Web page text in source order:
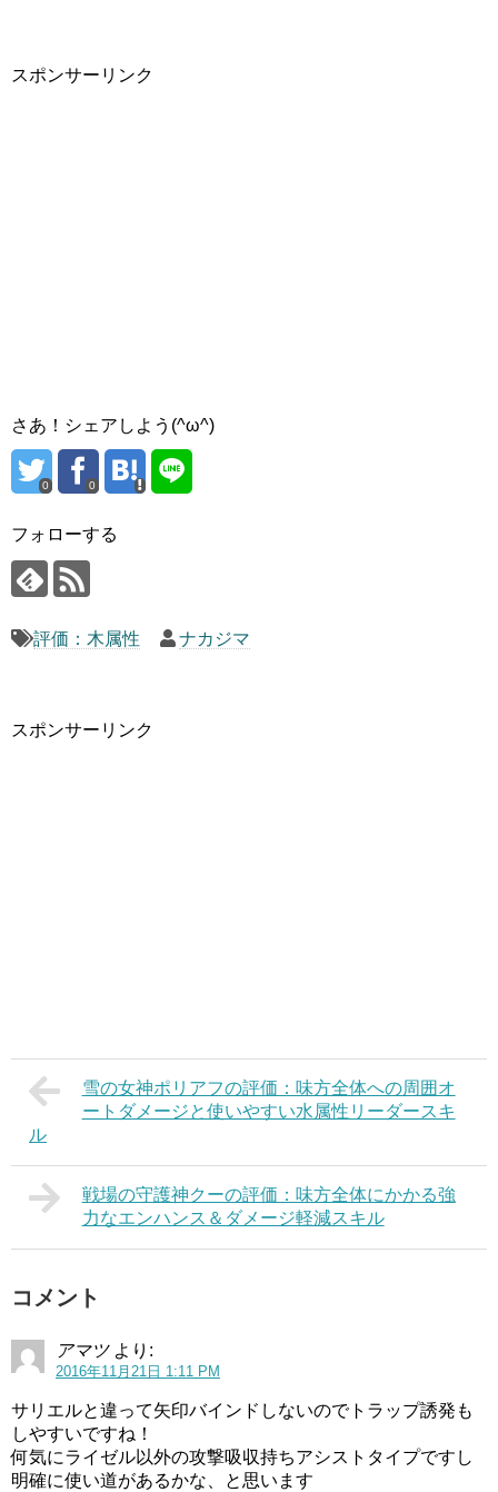
スポンサーリンク
さあ！シェアしよう(^ω^)
0 0
フォローする
評価：木属性 ナカジマ
スポンサーリンク
雪の女神ポリアフの評価：味方全体への周囲オ
ートダメージと使いやすい水属性リーダースキ
ル
戦場の守護神クーの評価：味方全体にかかる強
力なエンハンス＆ダメージ軽減スキル
コメント
アマツ より:
2016年11月21日 1:11 PM
サリエルと違って矢印バインドしないのでトラップ誘発も
しやすいですね！
何気にライゼル以外の攻撃吸収持ちアシストタイプですし
明確に使い道があるかな、と思います